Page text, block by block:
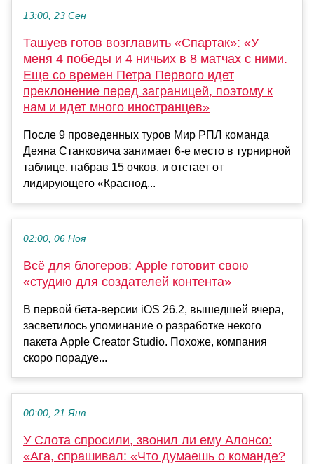
13:00, 23 Сен
Ташуев готов возглавить «Спартак»: «У
меня 4 победы и 4 ничьих в 8 матчах с ними.
Еще со времен Петра Первого идет
преклонение перед заграницей, поэтому к
нам и идет много иностранцев»
После 9 проведенных туров Мир РПЛ команда
Деяна Станковича занимает 6-е место в турнирной
таблице, набрав 15 очков, и отстает от
лидирующего «Краснод...
02:00, 06 Ноя
Всё для блогеров: Apple готовит свою
«студию для создателей контента»
В первой бета-версии iOS 26.2, вышедшей вчера,
засветилось упоминание о разработке некого
пакета Apple Creator Studio. Похоже, компания
скоро порадуе...
00:00, 21 Янв
У Слота спросили, звонил ли ему Алонсо:
«Ага, спрашивал: «Что думаешь о команде?